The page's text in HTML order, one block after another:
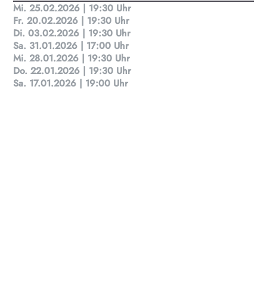
Mi. 25.02.2026 | 19:30 Uhr
Fr. 20.02.2026 | 19:30 Uhr
Di. 03.02.2026 | 19:30 Uhr
Sa. 31.01.2026 | 17:00 Uhr
Mi. 28.01.2026 | 19:30 Uhr
Do. 22.01.2026 | 19:30 Uhr
Sa. 17.01.2026 | 19:00 Uhr